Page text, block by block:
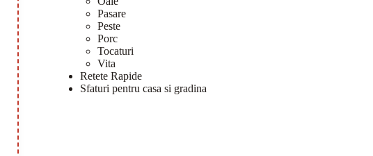
Pasare
Peste
Porc
Tocaturi
Vita
Retete Rapide
Sfaturi pentru casa si gradina